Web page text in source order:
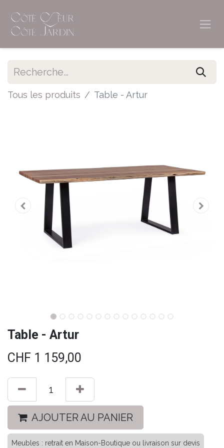
Tous les produits Table - Artur
Table - Artur
CHF 1 159,00
AJOUTER AU PANIER
Meubles : retrait en Maison-Boutique ou livraison sur devis